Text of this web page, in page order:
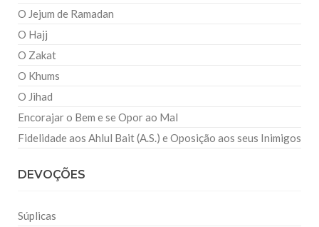
O Jejum de Ramadan
O Hajj
O Zakat
O Khums
O Jihad
Encorajar o Bem e se Opor ao Mal
Fidelidade aos Ahlul Bait (A.S.) e Oposição aos seus Inimigos
DEVOÇÕES
Súplicas